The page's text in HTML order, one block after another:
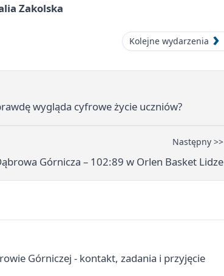
Zakolska
Kolejne wydarzenia
wygląda cyfrowe życie uczniów?
Następny >>
Górnicza – 102:89 w Orlen Basket Lidze
Górniczej - kontakt, zadania i przyjęcie